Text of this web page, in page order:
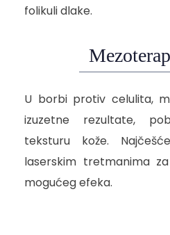
folikuli dlake.
U borbi protiv celulita,
izuzetne rezultate,
teksturu kože.
laserskim tretmanima
mogućeg efeka.